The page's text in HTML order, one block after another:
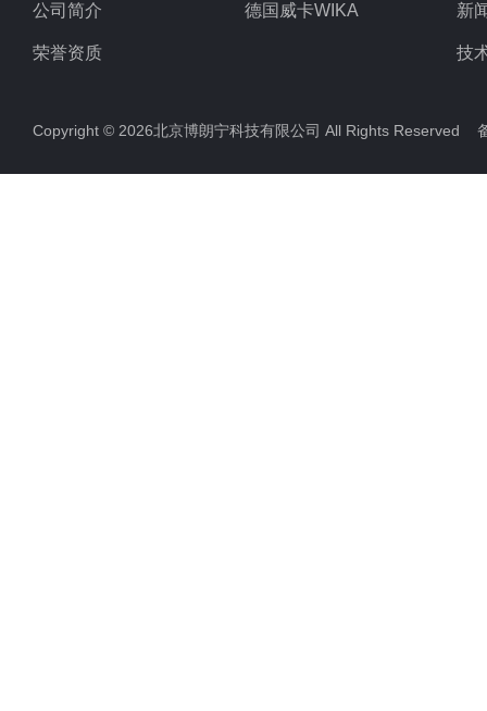
公司简介
荣誉资质
德国威卡WIKA 新
技
Copyright © 2026北京博朗宁科技有限公司 All Rights Reserved